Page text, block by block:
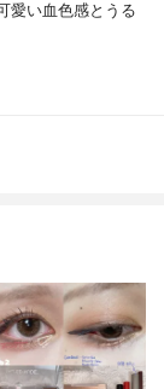
愛い血色感とうる